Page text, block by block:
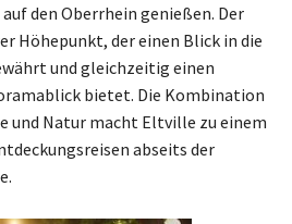
den Oberrhein genießen. Der
Höhepunkt, der einen Blick in die
und gleichzeitig einen
bietet. Die Kombination
und Natur macht Eltville zu einem
abseits der